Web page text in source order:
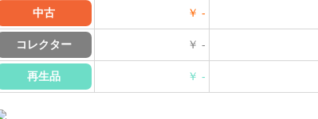
中古 ￥ -
コレクター ￥ -
再生品 ￥ -